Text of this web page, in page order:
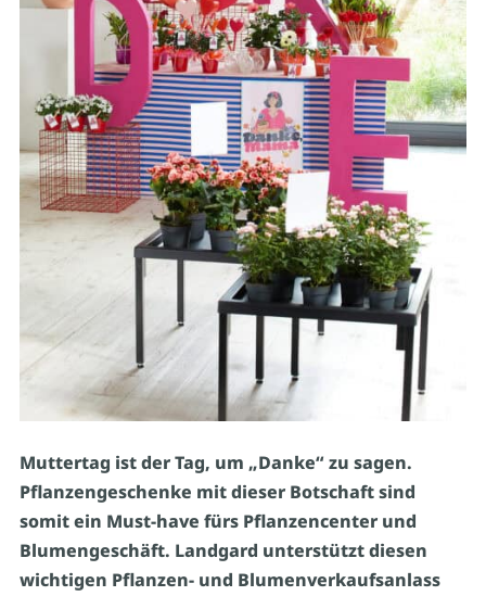
Muttertag ist der Tag, um „Danke“ zu sagen.
Pflanzengeschenke mit dieser Botschaft sind
somit ein Must-have fürs Pflanzencenter und
Blumengeschäft. Landgard unterstützt diesen
wichtigen Pflanzen- und Blumenverkaufsanlass